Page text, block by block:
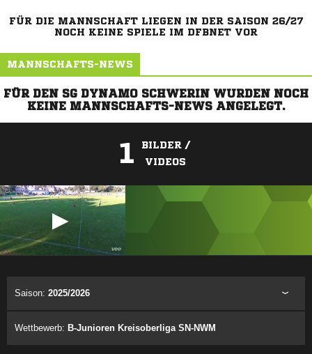
FÜR DIE MANNSCHAFT LIEGEN IN DER SAISON 26/27
NOCH KEINE SPIELE IM DFBNET VOR
MANNSCHAFTS-NEWS
FÜR DEN SG DYNAMO SCHWERIN WURDEN NOCH
KEINE MANNSCHAFTS-NEWS ANGELEGT.
1
BILDER /
VIDEOS
Saison: 2025/2026
Wettbewerb: B-Junioren Kreisoberliga SN-NWM